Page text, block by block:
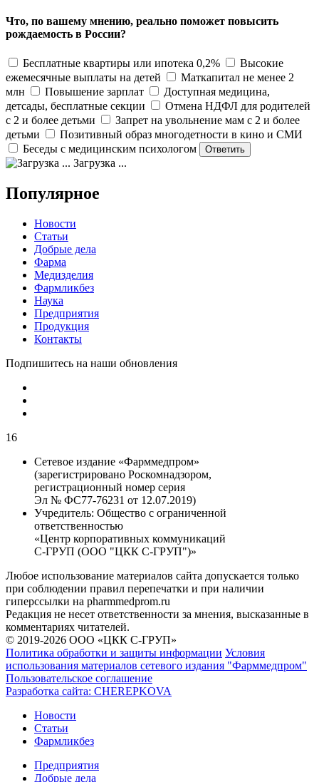
Что, по вашему мнению, реально поможет повысить
рождаемость в России?
Бесплатные квартиры или ипотека 0,2%
Высокие
ежемесячные выплаты на детей
Маткапитал не менее 2
млн
Повышение зарплат
Доступная медицина,
детсады, бесплатные секции
Отмена НДФЛ для родителей
с 2 и более детьми
Запрет на увольнение мам с 2 и более
детьми
Позитивный образ многодетности в кино и СМИ
Беседы с медицинским психологом
Загрузка ...
Популярное
Новости
Статьи
Добрые дела
Фарма
Медизделия
Фармликбез
Наука
Предприятия
Продукция
Контакты
Подпишитесь на наши обновления
16
Сетевое издание «Фарммедпром»
(зарегистрировано Роскомнадзором,
регистрационный номер серия
Эл № ФС77-76231 от 12.07.2019)
Учредитель: Общество с ограниченной
ответственностью
«Центр корпоративных коммуникаций
С-ГРУП (ООО "ЦКК С-ГРУП")»
Любое использование материалов сайта допускается только
при соблюдении правил перепечатки и при наличии
гиперссылки на pharmmedprom.ru
Редакция не несет ответственности за мнения, высказанные в
комментариях читателей.
© 2019-2026 ООО «ЦКК С-ГРУП»
Политика обработки и защиты информации Условия
использования материалов сетевого издания "Фарммедпром"
Пользовательское соглашение
Разработка сайта: CHEREPKOVA
Новости
Статьи
Фармликбез
Предприятия
Добрые дела